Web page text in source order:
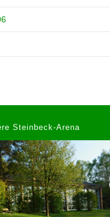
Steinbeck-Arena